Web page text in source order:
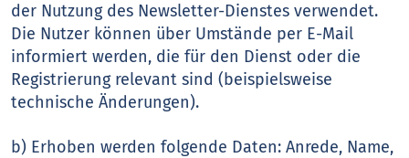
der Nutzung des Newsletter-Dienstes verwendet.
Die Nutzer können über Umstände per E-Mail
informiert werden, die für den Dienst oder die
Registrierung relevant sind (beispielsweise
technische Änderungen).
b) Erhoben werden folgende Daten: Anrede, Name,